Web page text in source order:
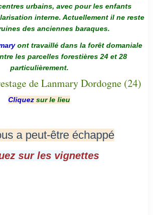
urbains, avec pour les enfants
interne. Actuellement il ne reste
des anciennes baraques.
ont travaillé dans la forêt domaniale
les parcelles forestières 24 et 28
particulièrement.
Cliquez sur le lieu
a peut-être échappé
sur les vignettes